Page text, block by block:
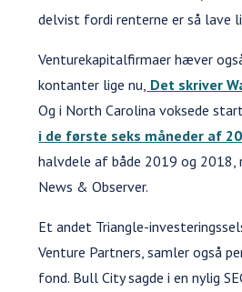
delvist fordi renterne er så lave
Venturekapitalfirmaer hæver
kontanter lige nu, Det skriver
Og i North Carolina voksede
i de første seks måneder af
halvdele af både 2019 og 2018,
News & Observer.
Et andet Triangle-
Venture Partners, samler også
fond. Bull City sagde i en nylig